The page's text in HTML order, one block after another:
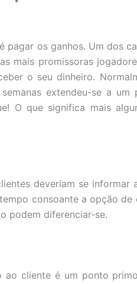
pagar os ganhos. Um dos
mais promissoras
o seu dinheiro.
extendeu-se a um
O que significa mais
deveriam se informar
consoante a opção de
podem diferenciar-se.
cliente é um ponto